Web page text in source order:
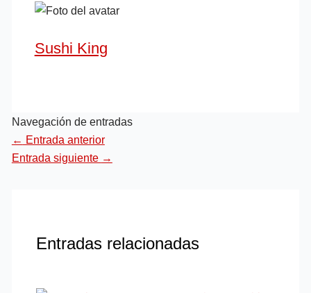
Sushi King
Navegación de entradas
← Entrada anterior
Entrada siguiente →
Entradas relacionadas